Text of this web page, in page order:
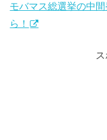
モバマス総選挙の中
ら！